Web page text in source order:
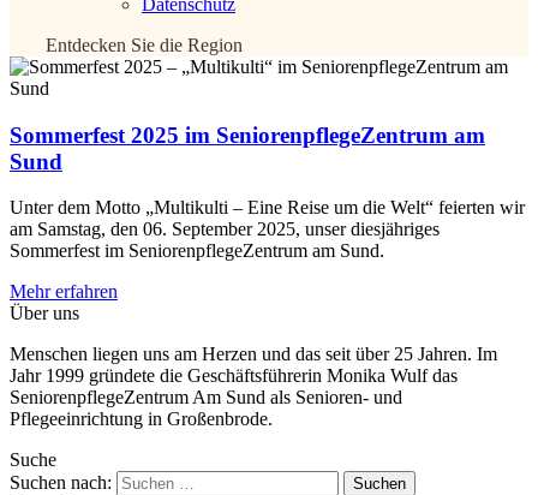
Datenschutz
Entdecken Sie die Region
Sommerfest 2025 im Seniorenpflege­Zentrum am
Sund
Unter dem Motto „Multikulti – Eine Reise um die Welt“ feierten wir
am Samstag, den 06. September 2025, unser diesjähriges
Sommerfest im SeniorenpflegeZentrum am Sund.
Mehr erfahren
Über uns
Menschen liegen uns am Herzen und das seit über 25 Jahren. Im
Jahr 1999 gründete die Geschäftsführerin Monika Wulf das
SeniorenpflegeZentrum Am Sund als Senioren- und
Pflegeeinrichtung in Großenbrode.
Suche
Suchen nach: